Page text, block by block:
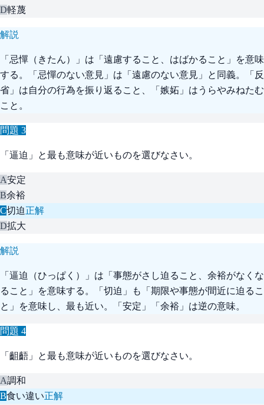
D軽蔑
解説
「忌憚（きたん）」は「遠慮すること、はばかること」を意味
する。「忌憚のない意見」は「遠慮のない意見」と同義。「反
省」は自分の行為を振り返ること、「嫉妬」はうらやみねたむ
こと。
問題 3
「逼迫」と最も意味が近いものを選びなさい。
A安定
B余裕
C切迫正解
D拡大
解説
「逼迫（ひっぱく）」は「事態がさし迫ること、余裕がなくな
ること」を意味する。「切迫」も「期限や事態が間近に迫るこ
と」を意味し、最も近い。「安定」「余裕」は逆の意味。
問題 4
「齟齬」と最も意味が近いものを選びなさい。
A調和
B食い違い正解